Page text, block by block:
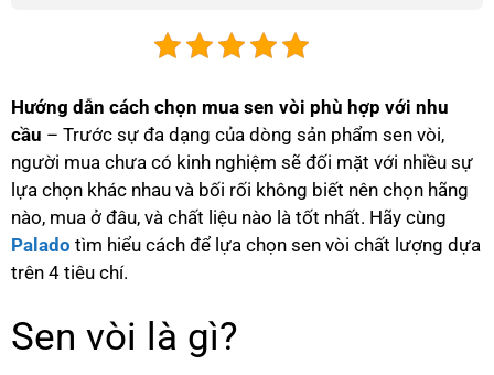
Hướng dẫn cách chọn mua sen vòi phù hợp với nhu
cầu – Trước sự đa dạng của dòng sản phẩm sen vòi,
người mua chưa có kinh nghiệm sẽ đối mặt với nhiều sự
lựa chọn khác nhau và bối rối không biết nên chọn hãng
nào, mua ở đâu, và chất liệu nào là tốt nhất. Hãy cùng
Palado tìm hiểu cách để lựa chọn sen vòi chất lượng dựa
trên 4 tiêu chí.
Sen vòi là gì?